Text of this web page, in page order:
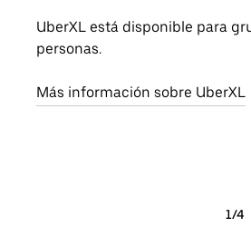
UberXL está disponible para
personas.
Más información sobre UberXL
1/4